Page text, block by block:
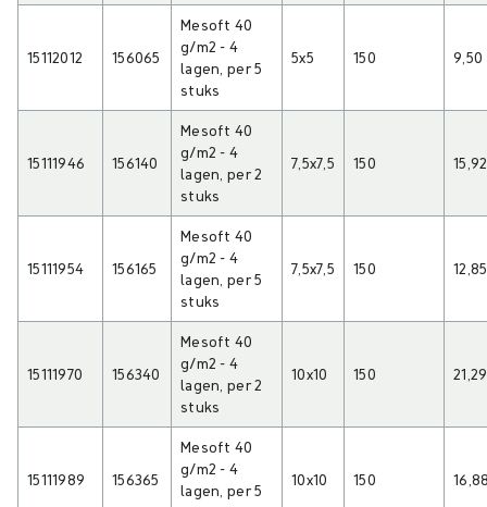
15112012 156065
Mesoft 40
g/m2 - 4
lagen, per 5
stuks
5x5 150 9,50
15111946 156140
Mesoft 40
g/m2 - 4
lagen, per 2
stuks
7,5x7,5 150 15,92
15111954 156165
Mesoft 40
g/m2 - 4
lagen, per 5
stuks
7,5x7,5 150 12,85
15111970 156340
Mesoft 40
g/m2 - 4
lagen, per 2
stuks
10x10 150 21,29
15111989 156365
Mesoft 40
g/m2 - 4
lagen, per 5
10x10 150